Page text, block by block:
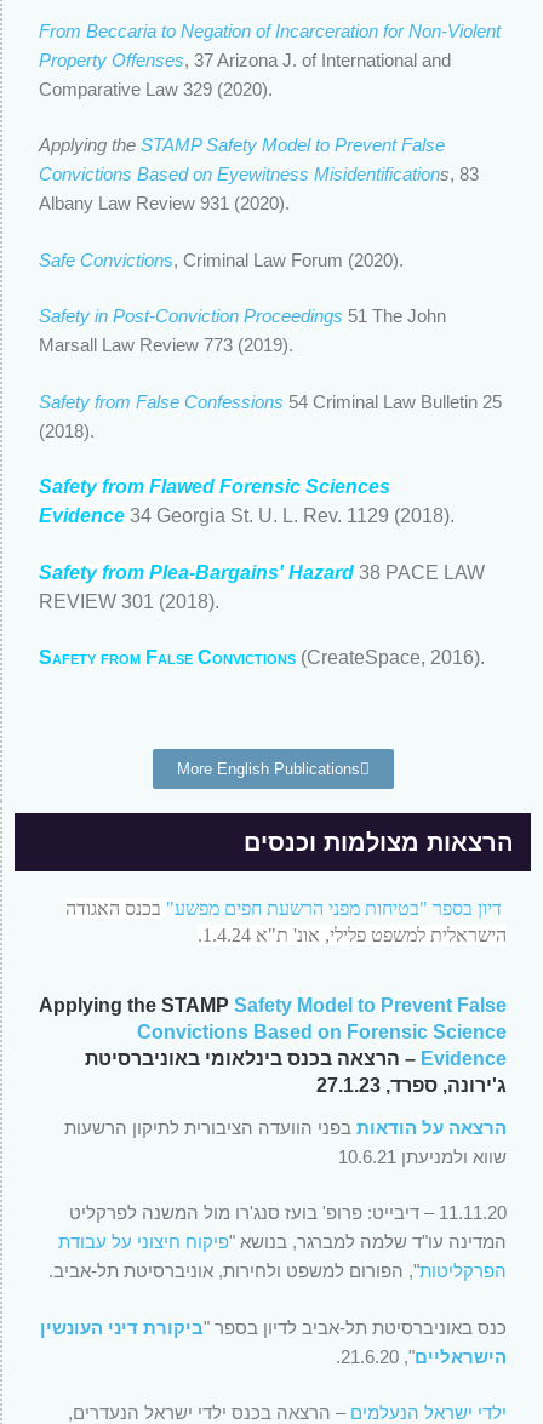
From Beccaria to Negation of Incarceration for Non-Violent
Property Offenses, 37 Arizona J. of International and
Comparative Law 329 (2020).
Applying the STAMP Safety Model to Prevent False
Convictions Based on Eyewitness Misidentifications, 83
Albany Law Review 931 (2020).
Safe Convictions, Criminal Law Forum (2020).
Safety in Post-Conviction Proceedings 51 The John
Marsall Law Review 773 (2019).
Safety from False Confessions 54 Criminal Law Bulletin 25
(2018).
Safety from Flawed Forensic Sciences
Evidence 34 Georgia St. U. L. Rev. 1129 (2018).
Safety from Plea-Bargains' Hazard 38 PACE LAW
REVIEW 301 (2018).
Safety from False Convictions (CreateSpace, 2016).
More English Publications
הרצאות מצולמות וכנסים
דיון בספר "בטיחות מפני הרשעת חפים מפשע" בכנס האגודה
הישראלית למשפט פלילי, אונ' ת"א 1.4.24.
Applying the STAMP Safety Model to Prevent False
Convictions Based on Forensic Science
Evidence – הרצאה בכנס בינלאומי באוניברסיטת
ג'ירונה, ספרד, 27.1.23
הרצאה על הודאות בפני הוועדה הציבורית לתיקון הרשעות
שווא ולמניעתן 10.6.21
11.11.20 – דיבייט: פרופ' בועז סנג'רו מול המשנה לפרקליט
המדינה עו"ד שלמה למברגר, בנושא "פיקוח חיצוני על עבודת
הפרקליטות", הפורום למשפט ולחירות, אוניברסיטת תל-אביב.
כנס באוניברסיטת תל-אביב לדיון בספר "ביקורת דיני העונשין
הישראליים", 21.6.20.
ילדי ישראל הנעלמים – הרצאה בכנס ילדי ישראל הנעדרים,